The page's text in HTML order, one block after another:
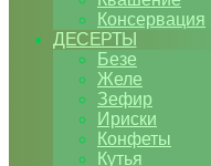
Консервация
ДЕСЕРТЫ
Безе
Желе
Зефир
Ириски
Конфеты
Кутья